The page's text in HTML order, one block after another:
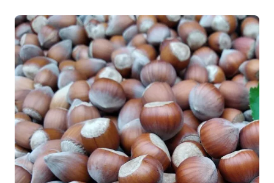
Noisetier
PARFUM
Non parfumée
TYPE DE PORT
Arbustif, Buisson
RISQUES POTENTIELS
Plante pouvant entraîner une allergie respiratoire par le
pollen
DENSITÉ DE PLANTATION
1/m2
FACILITÉ DE CULTURE
Très facile à réussir
HAUTEUR
4 m
INTÉRÊT DÉCORATIF
Coloration automnale, Fructification décorative